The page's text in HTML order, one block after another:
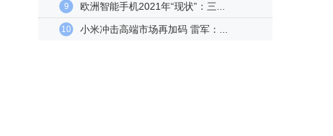
9 欧洲智能手机2021年“现状”：三...
10 小米冲击高端市场再加码 雷军：...